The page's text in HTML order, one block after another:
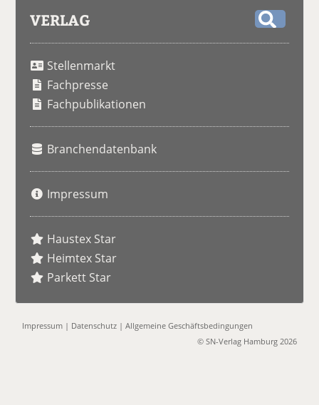
VERLAG
Stellenmarkt
Fachpresse
Fachpublikationen
Branchendatenbank
Impressum
Haustex Star
Heimtex Star
Parkett Star
Impressum | Datenschutz |Allgemeine Geschäftsbedingungen
© SN-Verlag Hamburg 2026